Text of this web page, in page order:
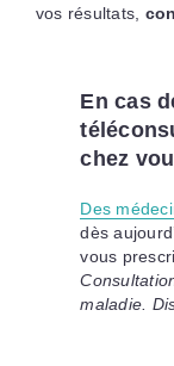
vos résultats,
En cas
chez
Des
dès
vous
maladie.